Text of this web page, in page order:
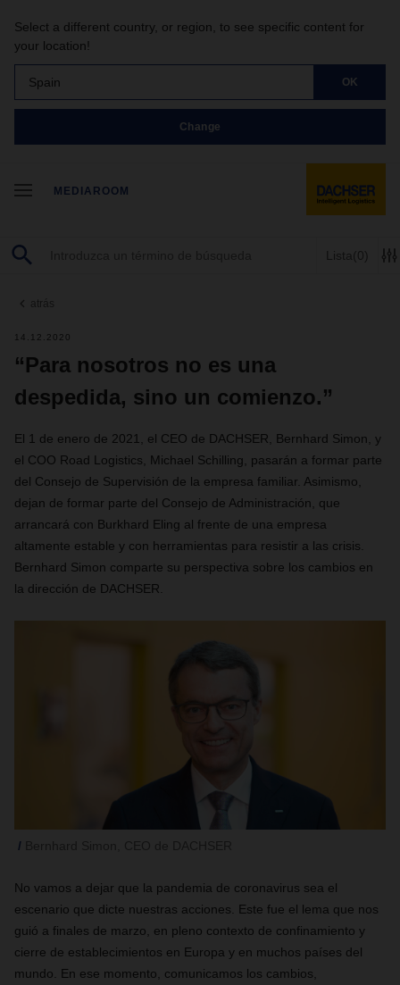
Select a different country, or region, to see specific content for
your location!
Spain OK
Change
MEDIAROOM
Lista (0)
atrás
14.12.2020
“Para nosotros no es una
despedida, sino un comienzo.”
El 1 de enero de 2021, el CEO de DACHSER, Bernhard Simon, y
el COO Road Logistics, Michael Schilling, pasarán a formar parte
del Consejo de Supervisión de la empresa familiar Asimismo,
dejan de formar parte del Consejo de Administración, que
arrancará con Burkhard Eling al frente de una empresa
altamente estable y con herramientas para resistir a las crisis.
Bernhard Simon comparte su perspectiva sobre los cambios en
la dirección de DACHSER.
No vamos a dejar que la pandemia de coronavirus sea el
escenario que dicte nuestras acciones. Este fue el lema que nos
guió a finales de marzo, en pleno contexto de confinamiento y
cierre de establecimientos en Europa y en muchos países del
mundo. En ese momento, comunicamos los cambios,